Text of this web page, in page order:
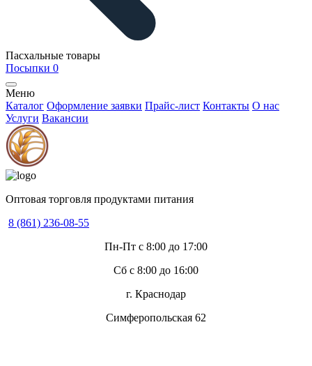
Пасхальные товары
Посыпки 0
Меню
Каталог Оформление заявки Прайс-лист Контакты О нас
Услуги Вакансии
Оптовая торговля продуктами питания
8 (861) 236-08-55
Пн-Пт с 8:00 до 17:00
Сб с 8:00 до 16:00
г. Краснодар
Симферопольская 62